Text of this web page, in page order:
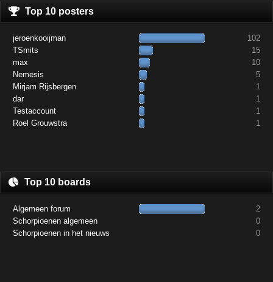
Top 10 posters
jeroenkooijman
102
TSmits
15
max
10
Nemesis
5
Mirjam Rijsbergen
1
dar
1
Testaccount
1
Roel Grouwstra
1
Top 10 boards
Algemeen forum
2
Schorpioenen algemeen
0
Schorpioenen in het nieuws
0